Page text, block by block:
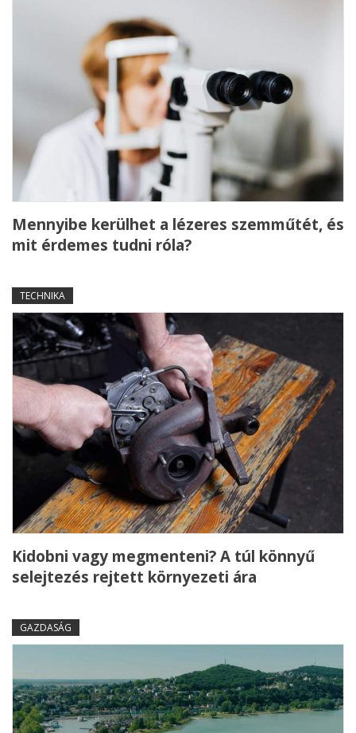
Mennyibe kerülhet a lézeres szemműtét, és
mit érdemes tudni róla?
TECHNIKA
Kidobni vagy megmenteni? A túl könnyű
selejtezés rejtett környezeti ára
GAZDASÁG